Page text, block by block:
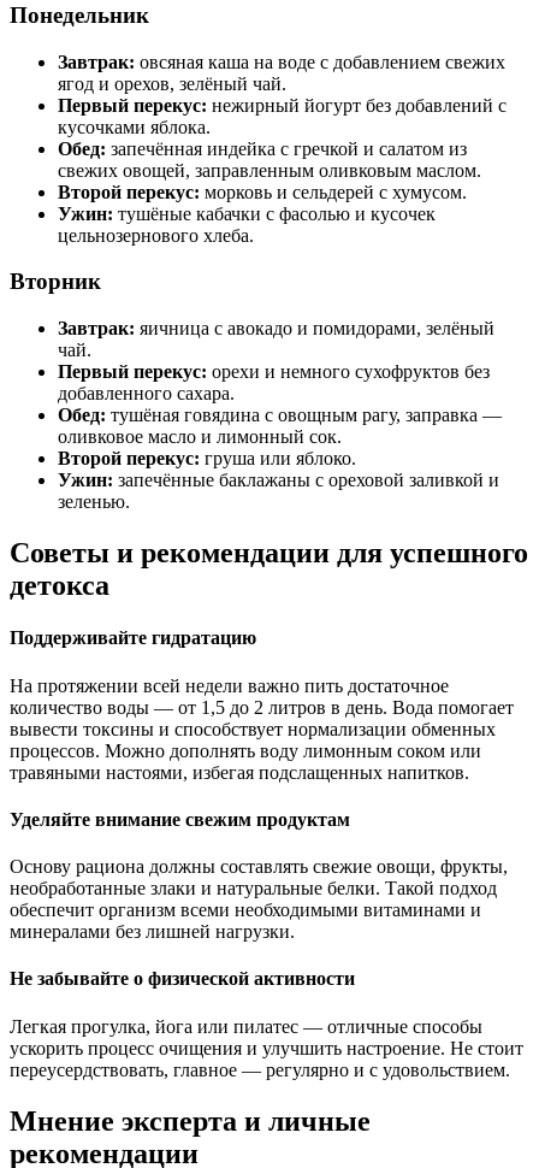
Понедельник
Завтрак: овсяная каша на воде с добавлением свежих
ягод и орехов, зелёный чай.
Первый перекус: нежирный йогурт без добавлений с
кусочками яблока.
Обед: запечённая индейка с гречкой и салатом из
свежих овощей, заправленным оливковым маслом.
Второй перекус: морковь и сельдерей с хумусом.
Ужин: тушёные кабачки с фасолью и кусочек
цельнозернового хлеба.
Вторник
Завтрак: яичница с авокадо и помидорами, зелёный
чай.
Первый перекус: орехи и немного сухофруктов без
добавленного сахара.
Обед: тушёная говядина с овощным рагу, заправка —
оливковое масло и лимонный сок.
Второй перекус: груша или яблоко.
Ужин: запечённые баклажаны с ореховой заливкой и
зеленью.
Советы и рекомендации для успешного
детокса
Поддерживайте гидратацию
На протяжении всей недели важно пить достаточное
количество воды — от 1,5 до 2 литров в день. Вода помогает
вывести токсины и способствует нормализации обменных
процессов. Можно дополнять воду лимонным соком или
травяными настоями, избегая подслащенных напитков.
Уделяйте внимание свежим продуктам
Основу рациона должны составлять свежие овощи, фрукты,
необработанные злаки и натуральные белки. Такой подход
обеспечит организм всеми необходимыми витаминами и
минералами без лишней нагрузки.
Не забывайте о физической активности
Легкая прогулка, йога или пилатес — отличные способы
ускорить процесс очищения и улучшить настроение. Не стоит
переусердствовать, главное — регулярно и с удовольствием.
Мнение эксперта и личные
рекомендации